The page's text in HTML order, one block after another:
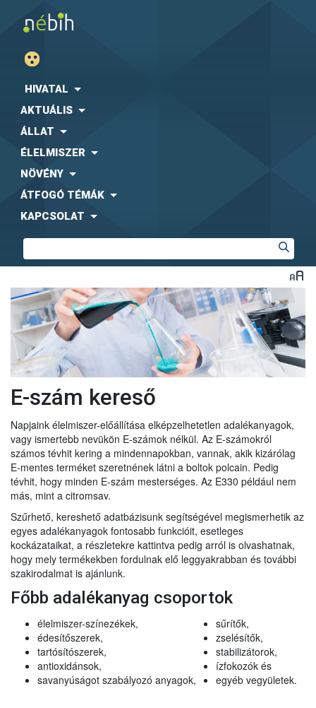
HIVATAL
AKTUÁLIS
ÁLLAT
ÉLELMISZER
NÖVÉNY
ÁTFOGÓ TÉMÁK
KAPCSOLAT
E-szám kereső
Napjaink élelmiszer-előállítása elképzelhetetlen adalékanyagok,
vagy ismertebb nevükön E-számok nélkül. Az E-számokról
számos tévhit kering a mindennapokban, vannak, akik kizárólag
E-mentes terméket szeretnének látni a boltok polcain. Pedig
tévhit, hogy minden E-szám mesterséges. Az E330 például nem
más, mint a citromsav.
Szűrhető, kereshető adatbázisunk segítségével megismerhetik az
egyes adalékanyagok fontosabb funkcióit, esetleges
kockázataikat, a részletekre kattintva pedig arról is olvashatnak,
hogy mely termékekben fordulnak elő leggyakrabban és további
szakirodalmat is ajánlunk.
Főbb adalékanyag csoportok
élelmiszer-színezékek,
édesítőszerek,
tartósítószerek,
antioxidánsok,
savanyúságot szabályozó anyagok,
sűrítők,
zselésítők,
stabilizátorok,
ízfokozók és
egyéb vegyületek.